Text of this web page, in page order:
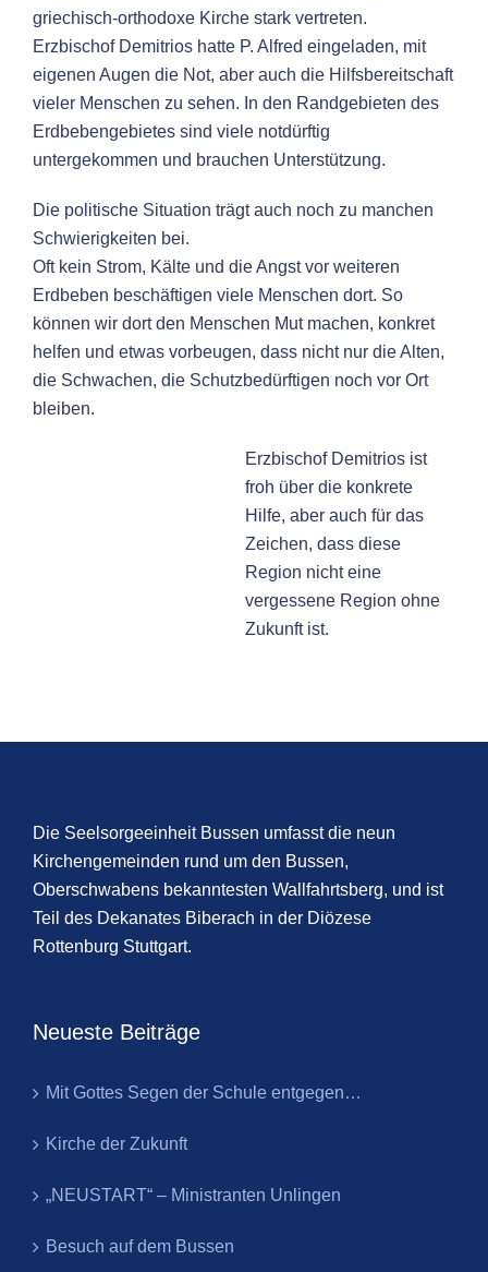
griechisch-orthodoxe Kirche stark vertreten.
Erzbischof Demitrios hatte P. Alfred eingeladen, mit
eigenen Augen die Not, aber auch die Hilfsbereitschaft
vieler Menschen zu sehen. In den Randgebieten des
Erdbebengebietes sind viele notdürftig
untergekommen und brauchen Unterstützung.
Die politische Situation trägt auch noch zu manchen
Schwierigkeiten bei.
Oft kein Strom, Kälte und die Angst vor weiteren
Erdbeben beschäftigen viele Menschen dort. So
können wir dort den Menschen Mut machen, konkret
helfen und etwas vorbeugen, dass nicht nur die Alten,
die Schwachen, die Schutzbedürftigen noch vor Ort
bleiben.
Erzbischof Demitrios ist
froh über die konkrete
Hilfe, aber auch für das
Zeichen, dass diese
Region nicht eine
vergessene Region ohne
Zukunft ist.
Die Seelsorgeeinheit Bussen umfasst die neun
Kirchengemeinden rund um den Bussen,
Oberschwabens bekanntesten Wallfahrtsberg, und ist
Teil des Dekanates Biberach in der Diözese
Rottenburg Stuttgart.
Neueste Beiträge
Mit Gottes Segen der Schule entgegen…
Kirche der Zukunft
„NEUSTART“ – Ministranten Unlingen
Besuch auf dem Bussen